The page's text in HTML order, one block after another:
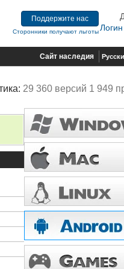
Поддержите нас
Сторонники получают льготыЛогин
Сайт наследия
29 360 версий 1 949